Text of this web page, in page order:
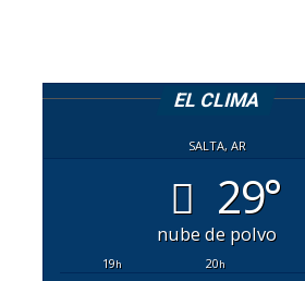
EL CLIMA
SALTA, AR
29°
nube de polvo
19h 20h